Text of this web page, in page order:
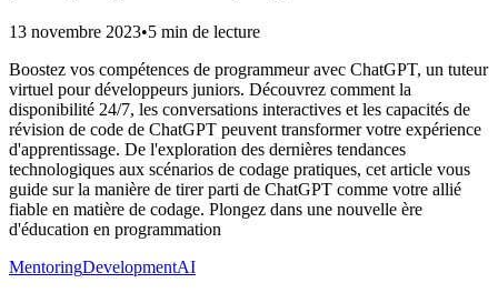
13 novembre 2023•5 min de lecture
Boostez vos compétences de programmeur avec ChatGPT, un tuteur
virtuel pour développeurs juniors. Découvrez comment la
disponibilité 24/7, les conversations interactives et les capacités de
révision de code de ChatGPT peuvent transformer votre expérience
d'apprentissage. De l'exploration des dernières tendances
technologiques aux scénarios de codage pratiques, cet article vous
guide sur la manière de tirer parti de ChatGPT comme votre allié
fiable en matière de codage. Plongez dans une nouvelle ère
d'éducation en programmation
MentoringDevelopmentAI